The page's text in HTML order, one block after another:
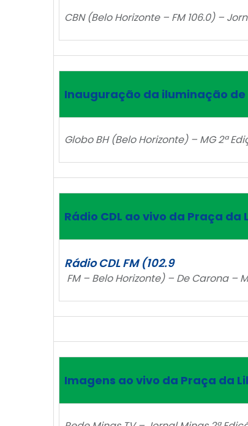
CBN (Belo Horizonte – FM 106.0) –
Inauguração da iluminação de
Globo BH (Belo Horizonte) – MG 2ª
Rádio CDL ao vivo da Praça da
Rádio CDL FM (102.9
FM – Belo Horizonte) – De Carona –
Imagens ao vivo da Praça da